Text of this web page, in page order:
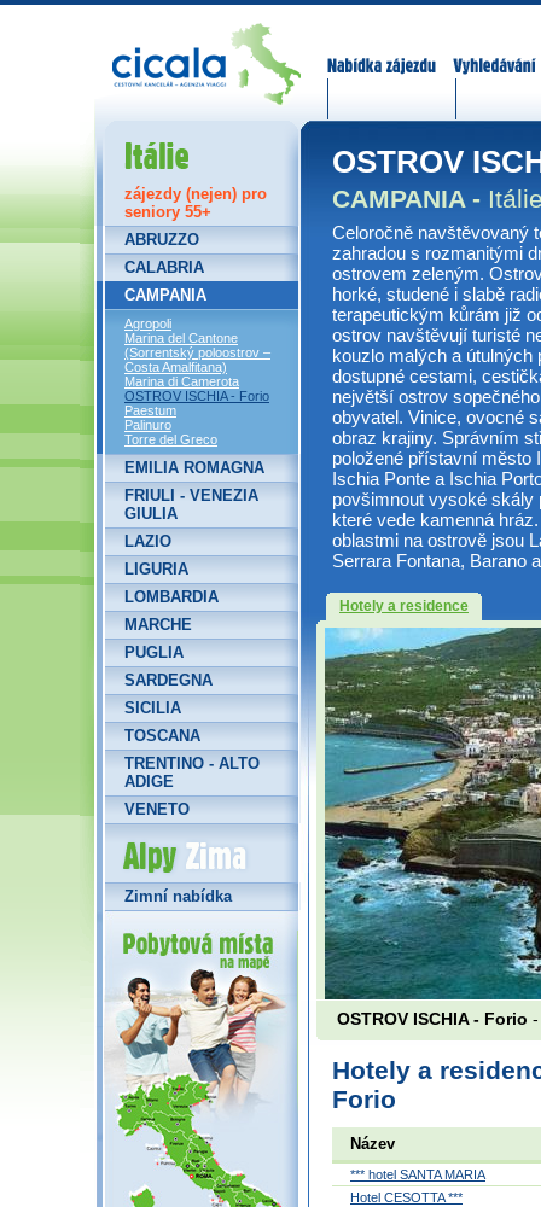
OSTROV
CAMPANIA -
Celoročně navštěvovaný
zahradou s rozmanitými
ostrovem zeleným.
horké, studené i slabě
terapeutickým kůrám již
ostrov navštěvují turisté
kouzlo malých a útulných
dostupné cestami,
největší ostrov
obyvatel. Vinice, ovocné
obraz krajiny. Správním
položené přístavní město
Ischia Ponte a Ischia
povšimnout vysoké skály
které vede kamenná
oblastmi na ostrově jsou
Serrara Fontana, Barano
Hotely a residence
OSTROV ISCHIA - Forio -
Hotely a
Forio
Název
*** hotel SANTA MARIA
Hotel CESOTTA ***
Itálie
zájezdy (nejen) pro
seniory 55+
ABRUZZO
CALABRIA
CAMPANIA
Agropoli
Marina del Cantone
(Sorrentský poloostrov –
Costa Amalfitana)
Marina di Camerota
OSTROV ISCHIA - Forio
Paestum
Palinuro
Torre del Greco
EMILIA ROMAGNA
FRIULI - VENEZIA
GIULIA
LAZIO
LIGURIA
LOMBARDIA
MARCHE
PUGLIA
SARDEGNA
SICILIA
TOSCANA
TRENTINO - ALTO
ADIGE
VENETO
Alpy Zima
Zimní nabídka